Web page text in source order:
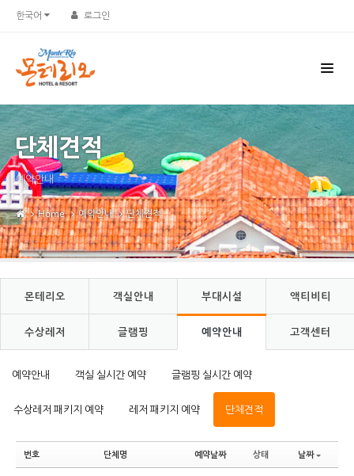
한국어 로그인
단체견적
예약안내
Home 예약안내 단체견적
몬테리오 객실안내 부대시설 액티비티
수상레저 글램핑 예약안내 고객센터
예약안내 객실 실시간 예약 글램핑 실시간 예약
수상레저 패키지 예약 레저 패키지 예약 단체견적
번호 단체명 예약날짜 상태 날짜
Sketchbook5, 스케치북5